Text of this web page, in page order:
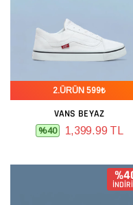
2.ÜRÜN 599₺
VANS BEYAZ
%40 1,399.99 TL